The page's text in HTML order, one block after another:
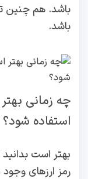
باشد. هم چنین
باشد.
چه زمانی
استفاده شود؟
بهتر است
رمز ارزهای وجود